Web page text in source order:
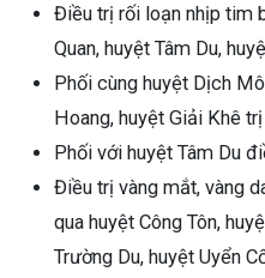
Điều trị rối loạn nhịp tim
Quan, huyệt Tâm Du,
Phối cùng huyệt Dịch
Hoang, huyệt Giải Khê
Phối với huyệt Tâm Du
Điều trị vàng mắt, vàng
qua huyệt Công Tôn,
Trường Du, huyệt Uyển